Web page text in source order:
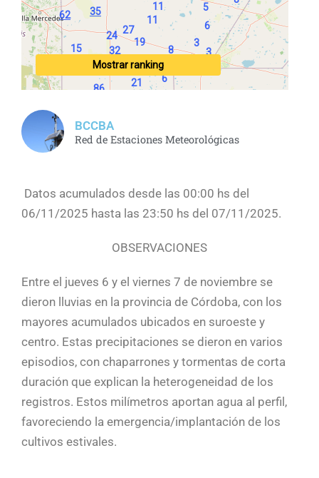
BCCBA
Red de Estaciones Meteorológicas
Datos acumulados desde las 00:00 hs del
06/11/2025 hasta las 23:50 hs del 07/11/2025.
OBSERVACIONES
Entre el jueves 6 y el viernes 7 de noviembre se
dieron lluvias en la provincia de Córdoba, con los
mayores acumulados ubicados en suroeste y
centro. Estas precipitaciones se dieron en varios
episodios, con chaparrones y tormentas de corta
duración que explican la heterogeneidad de los
registros. Estos milímetros aportan agua al perfil,
favoreciendo la emergencia/implantación de los
cultivos estivales.